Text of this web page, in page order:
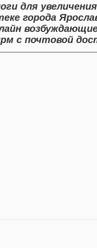
для
города
с почтовой